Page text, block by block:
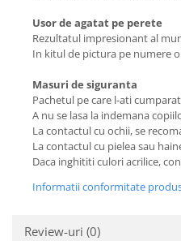
Usor de agatat pe perete
Rezultatul impresionant al
In kitul de pictura pe numere
Masuri de siguranta
Pachetul pe care l-ati
A nu se lasa la indemana
La contactul cu ochii, se
La contactul cu pielea sau
Daca inghititi culori acrilice,
Informatii conformitate
Review-uri (0)